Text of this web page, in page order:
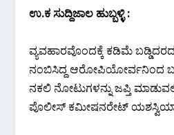
ಉ.ಕ ಸುದ್ದಿಜಾಲ ಹುಬ್ಬಳ್ಳಿ :
ವ್ಯವಹಾರವೊಂದಕ್ಕೆ ಕಡಿಮೆ
ನಂಬಿಸಿದ್ದ ಆರೋಪಿಯೋರ್ವನಿಂದ
ನಕಲಿ ನೋಟುಗಳನ್ನು ಜಪ್ತಿ
ಪೊಲೀಸ್ ಕಮೀಷನರೇಟ್